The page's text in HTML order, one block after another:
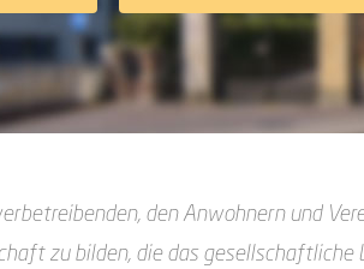
den Anwohnern und
zu bilden, die das gesellschaftliche